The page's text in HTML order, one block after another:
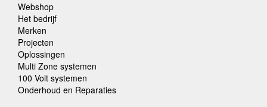
Webshop
Het bedrijf
Merken
Projecten
Oplossingen
Multi Zone systemen
100 Volt systemen
Onderhoud en Reparaties